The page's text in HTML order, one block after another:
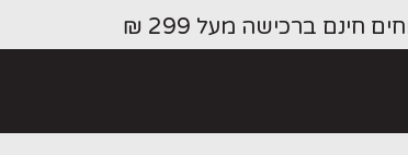
חינם ברכישה מעל 299 ₪